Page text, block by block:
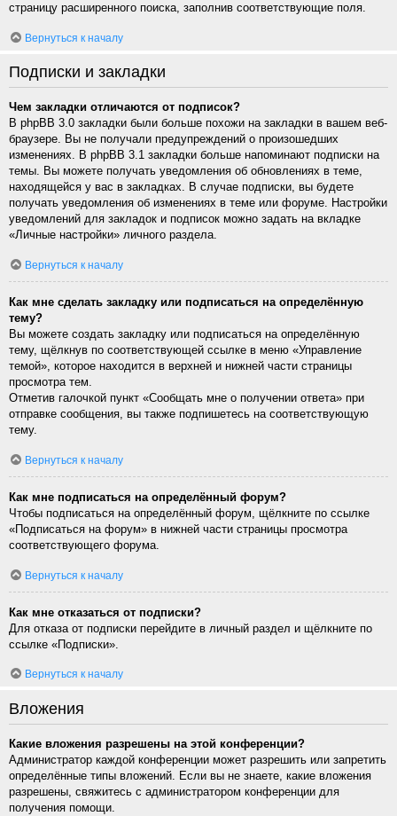
страницу расширенного поиска, заполнив соответствующие поля.
Вернуться к началу
Подписки и закладки
Чем закладки отличаются от подписок?
В phpBB 3.0 закладки были больше похожи на закладки в вашем веб-
браузере. Вы не получали предупреждений о произошедших
изменениях. В phpBB 3.1 закладки больше напоминают подписки на
темы. Вы можете получать уведомления об обновлениях в теме,
находящейся у вас в закладках. В случае подписки, вы будете
получать уведомления об изменениях в теме или форуме. Настройки
уведомлений для закладок и подписок можно задать на вкладке
«Личные настройки» личного раздела.
Вернуться к началу
Как мне сделать закладку или подписаться на определённую
тему?
Вы можете создать закладку или подписаться на определённую
тему, щёлкнув по соответствующей ссылке в меню «Управление
темой», которое находится в верхней и нижней части страницы
просмотра тем.
Отметив галочкой пункт «Сообщать мне о получении ответа» при
отправке сообщения, вы также подпишетесь на соответствующую
тему.
Вернуться к началу
Как мне подписаться на определённый форум?
Чтобы подписаться на определённый форум, щёлкните по ссылке
«Подписаться на форум» в нижней части страницы просмотра
соответствующего форума.
Вернуться к началу
Как мне отказаться от подписки?
Для отказа от подписки перейдите в личный раздел и щёлкните по
ссылке «Подписки».
Вернуться к началу
Вложения
Какие вложения разрешены на этой конференции?
Администратор каждой конференции может разрешить или запретить
определённые типы вложений. Если вы не знаете, какие вложения
разрешены, свяжитесь с администратором конференции для
получения помощи.